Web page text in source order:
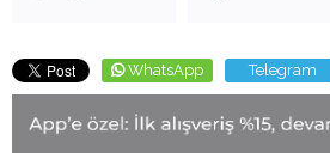
WhatsApp Telegram